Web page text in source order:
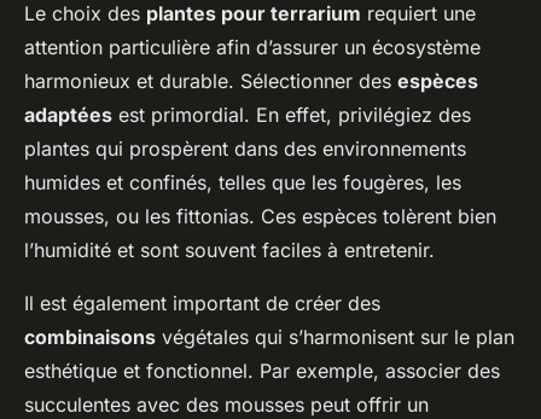
Le choix des plantes pour terrarium requiert une
attention particulière afin d’assurer un écosystème
harmonieux et durable. Sélectionner des espèces
adaptées est primordial. En effet, privilégiez des
plantes qui prospèrent dans des environnements
humides et confinés, telles que les fougères, les
mousses, ou les fittonias. Ces espèces tolèrent bien
l’humidité et sont souvent faciles à entretenir.
Il est également important de créer des
combinaisons végétales qui s’harmonisent sur le plan
esthétique et fonctionnel. Par exemple, associer des
succulentes avec des mousses peut offrir un